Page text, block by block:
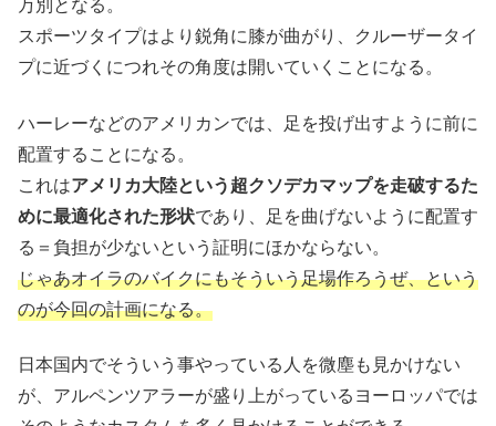
スポーツタイプはより鋭角に膝が曲がり、クルーザータイ
プに近づくにつれその角度は開いていくことになる。
ハーレーなどのアメリカンでは、足を投げ出すように前に
配置することになる。
これはアメリカ大陸という超クソデカマップを走破するた
めに最適化された形状であり、足を曲げないように配置す
る＝負担が少ないという証明にほかならない。
じゃあオイラのバイクにもそういう足場作ろうぜ、という
のが今回の計画になる。
日本国内でそういう事やっている人を微塵も見かけない
が、アルペンツアラーが盛り上がっているヨーロッパでは